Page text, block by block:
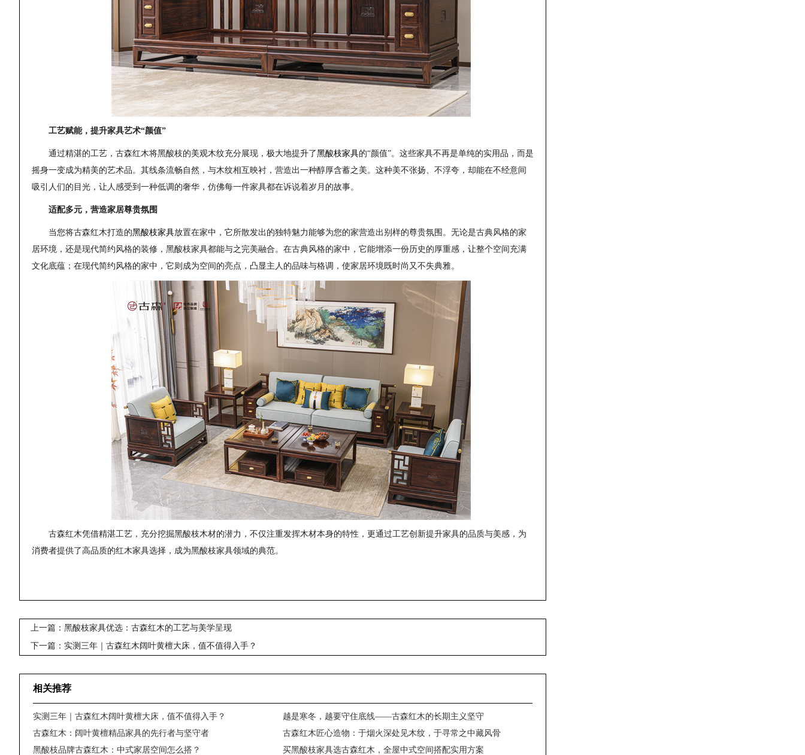
工艺赋能，提升家具艺术“颜值”
通过精湛的工艺，古森红木将黑酸枝的美观木纹充分展现，极大地提升了黑酸枝家具的“颜值”。这些家具不再是单纯的实用品，而是
摇身一变成为精美的艺术品。其线条流畅自然，与木纹相互映衬，营造出一种醇厚含蓄之美。这种美不张扬、不浮夸，却能在不经意间
吸引人们的目光，让人感受到一种低调的奢华，仿佛每一件家具都在诉说着岁月的故事。
适配多元，营造家居尊贵氛围
当您将古森红木打造的黑酸枝家具放置在家中，它所散发出的独特魅力能够为您的家营造出别样的尊贵氛围。无论是古典风格的家
居环境，还是现代简约风格的装修，黑酸枝家具都能与之完美融合。在古典风格的家中，它能增添一份历史的厚重感，让整个空间充满
文化底蕴；在现代简约风格的家中，它则成为空间的亮点，凸显主人的品味与格调，使家居环境既时尚又不失典雅。
古森红木凭借精湛工艺，充分挖掘黑酸枝木材的潜力，不仅注重发挥木材本身的特性，更通过工艺创新提升家具的品质与美感，为
消费者提供了高品质的红木家具选择，成为黑酸枝家具领域的典范。
上一篇：黑酸枝家具优选：古森红木的工艺与美学呈现
下一篇：实测三年｜古森红木阔叶黄檀大床，值不值得入手？
相关推荐
实测三年｜古森红木阔叶黄檀大床，值不值得入手？
越是寒冬，越要守住底线——古森红木的长期主义坚守
古森红木：阔叶黄檀精品家具的先行者与坚守者
古森红木匠心造物：于烟火深处见木纹，于寻常之中藏风骨
黑酸枝品牌古森红木：中式家居空间怎么搭？
买黑酸枝家具选古森红木，全屋中式空间搭配实用方案